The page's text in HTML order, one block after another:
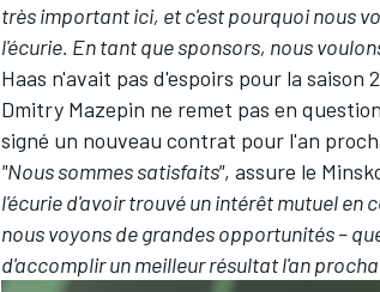
très important ici, et c'est pourquoi nous
l'écurie. En tant que sponsors, nous
Haas n'avait pas d'espoirs pour la saison
Dmitry Mazepin ne remet pas en
signé un nouveau contrat pour l'an
"Nous sommes satisfaits", assure le
l'écurie d'avoir trouvé un intérêt mutuel en
nous voyons de grandes opportunités –
d'accomplir un meilleur résultat l'an